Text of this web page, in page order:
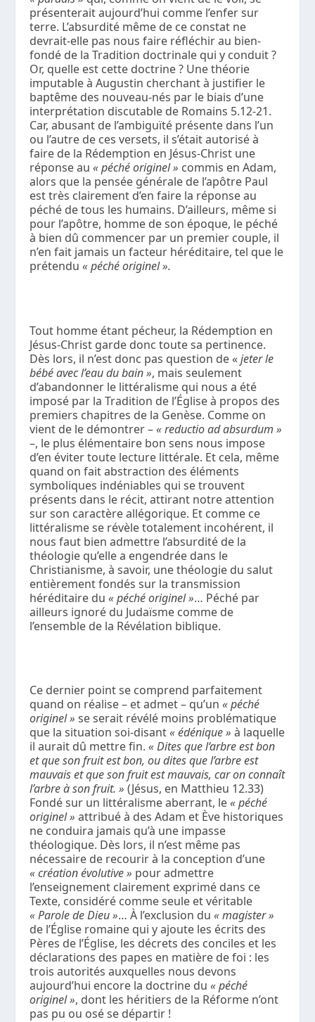
présenterait aujourd’hui comme l’enfer sur
terre. L’absurdité même de ce constat ne
devrait-elle pas nous faire réfléchir au bien-
fondé de la Tradition doctrinale qui y conduit ?
Or, quelle est cette doctrine ? Une théorie
imputable à Augustin cherchant à justifier le
baptême des nouveau-nés par le biais d’une
interprétation discutable de Romains 5.12-21.
Car, abusant de l’ambiguïté présente dans l’un
ou l’autre de ces versets, il s’était autorisé à
faire de la Rédemption en Jésus-Christ une
réponse au« péché originel » commis en Adam,
alors que la pensée générale de l’apôtre Paul
est très clairement d’en faire la réponse au
péché de tous les humains. D’ailleurs, même si
pour l’apôtre, homme de son époque, le péché
à bien dû commencer par un premier couple, il
n’en fait jamais un facteur héréditaire, tel que le
prétendu« péché originel ».
Tout homme étant pécheur, la Rédemption en
Jésus-Christ garde donc toute sa pertinence.
Dès lors, il n’est donc pas question de «jeter le
bébé avec l’eau du bain », mais seulement
d’abandonner le littéralisme qui nous a été
imposé par la Tradition de l’Église à propos des
premiers chapitres de la Genèse. Comme on
vient de le démontrer –« reductio ad absurdum »
–, le plus élémentaire bon sens nous impose
d’en éviter toute lecture littérale. Et cela, même
quand on fait abstraction des éléments
symboliques indéniables qui se trouvent
présents dans le récit, attirant notre attention
sur son caractère allégorique. Et comme ce
littéralisme se révèle totalement incohérent, il
nous faut bien admettre l’absurdité de la
théologie qu’elle a engendrée dans le
Christianisme, à savoir, une théologie du salut
entièrement fondés sur la transmission
héréditaire du« péché originel »… Péché par
ailleurs ignoré du Judaïsme comme de
l’ensemble de la Révélation biblique.
Ce dernier point se comprend parfaitement
quand on réalise – et admet – qu’un« péché
originel » se serait révélé moins problématique
que la situation soi-disant« édénique » à laquelle
il aurait dû mettre fin.« Dites que l‘arbre est bon
et que son fruit est bon, ou dites que l’arbre est
mauvais et que son fruit est mauvais, car on connaît
l’arbre à son fruit. »(Jésus, en Matthieu 12.33)
Fondé sur un littéralisme aberrant, le« péché
originel » attribué à des Adam et Ève historiques
ne conduira jamais qu’à une impasse
théologique. Dès lors, il n’est même pas
nécessaire de recourir à la conception d’une
« création évolutive » pour admettre
l’enseignement clairement exprimé dans ce
Texte, considéré comme seule et véritable
« Parole de Dieu »… À l’exclusion du« magister »
de l’Église romaine qui y ajoute les écrits des
Pères de l’Église, les décrets des conciles et les
déclarations des papes en matière de foi : les
trois autorités auxquelles nous devons
aujourd’hui encore la doctrine du« péché
originel », dont les héritiers de la Réforme n’ont
pas pu ou osé se départir !